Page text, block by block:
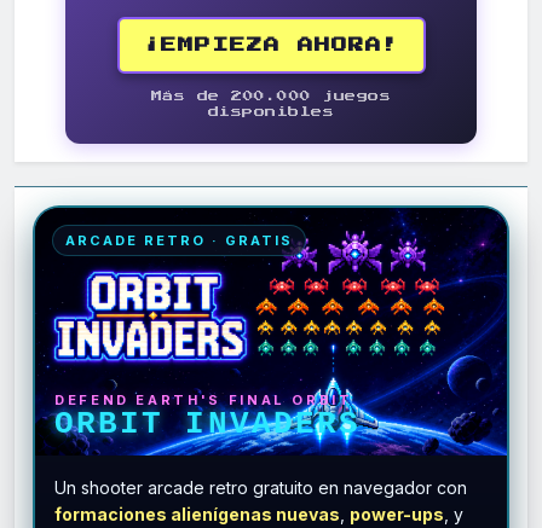
¡EMPIEZA AHORA!
Más de 200.000 juegos
disponibles
ARCADE RETRO · GRATIS
DEFEND EARTH'S FINAL ORBIT
ORBIT INVADERS
Un shooter arcade retro gratuito en navegador con
formaciones alienígenas nuevas power-ups , y